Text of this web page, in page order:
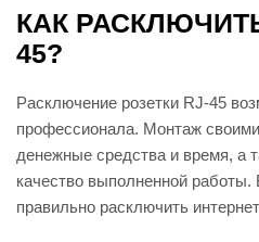
КАК
45?
Расключение розетки RJ-45
профессионала. Монтаж
денежные средства и время, а
качество выполненной работы.
правильно расключить